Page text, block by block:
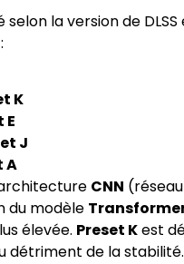
la version de
K
E
J
A
CNN
du modèle
élevée. Preset Kest
détriment de la stabilité.